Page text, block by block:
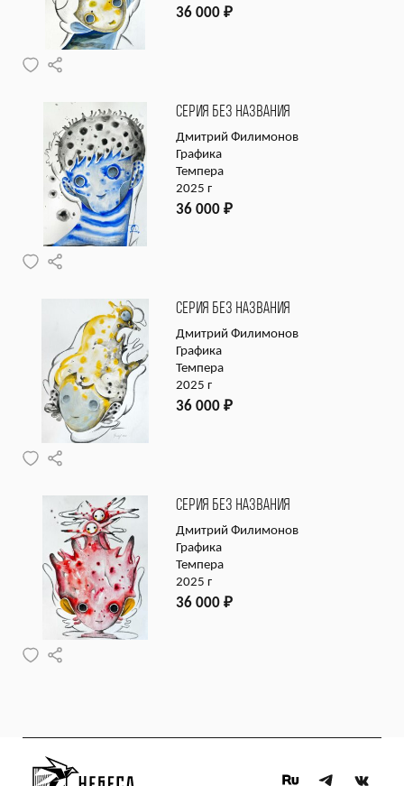
36 000 ₽
СЕРИЯ БЕЗ НАЗВАНИЯ
Дмитрий Филимонов
Графика
Темпера
2025 г
36 000 ₽
СЕРИЯ БЕЗ НАЗВАНИЯ
Дмитрий Филимонов
Графика
Темпера
2025 г
36 000 ₽
СЕРИЯ БЕЗ НАЗВАНИЯ
Дмитрий Филимонов
Графика
Темпера
2025 г
36 000 ₽